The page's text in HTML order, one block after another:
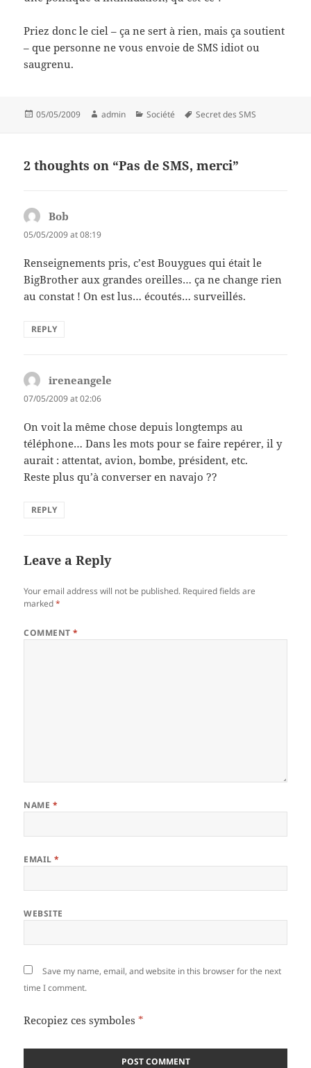
Priez donc le ciel – ça ne sert à rien, mais ça soutient
– que personne ne vous envoie de SMS idiot ou
saugrenu.
Posted
05/05/2009 Author
admin Categories
Société Tags
Secret des SMS
2 thoughts on “Pas de SMS, merci”
Bob
05/05/2009 at 08:19
Renseignements pris, c’est Bouygues qui était le
BigBrother aux grandes oreilles… ça ne change rien
au constat ! On est lus… écoutés… surveillés.
REPLY
ireneangele
07/05/2009 at 02:06
On voit la même chose depuis longtemps au
téléphone… Dans les mots pour se faire repérer, il y
aurait : attentat, avion, bombe, président, etc.
Reste plus qu’à converser en navajo ??
REPLY
Leave a Reply
Your email address will not be published. Required fields are
marked*
COMMENT*
NAME *
EMAIL*
WEBSITE
Save my name, email, and website in this browser for the next
time I comment.
Recopiez ces symboles *